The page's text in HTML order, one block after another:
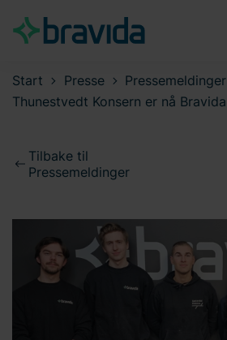
Start Presse Pressemeldinger
Thunestvedt Konsern er nå Bravida
Tilbake til
Pressemeldinger